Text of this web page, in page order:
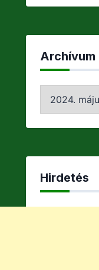
Archívum
Hirdetés